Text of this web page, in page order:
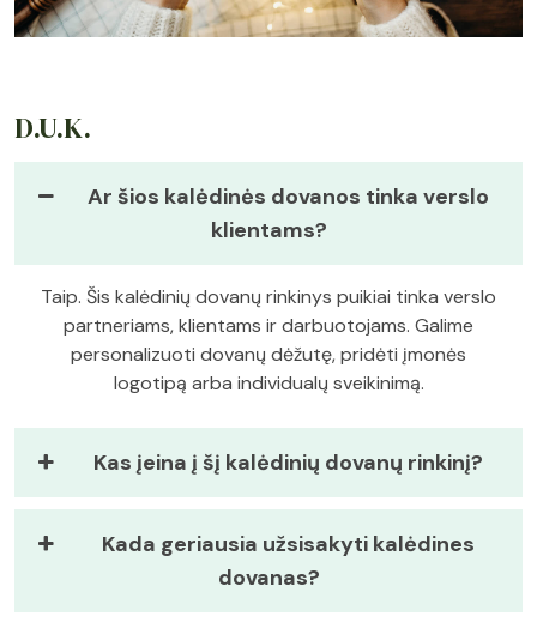
D.U.K.
Ar šios kalėdinės dovanos tinka verslo
klientams?
Taip. Šis kalėdinių dovanų rinkinys puikiai tinka verslo
partneriams, klientams ir darbuotojams. Galime
personalizuoti dovanų dėžutę, pridėti įmonės
logotipą arba individualų sveikinimą.
Kas įeina į šį kalėdinių dovanų rinkinį?
Kada geriausia užsisakyti kalėdines
dovanas?